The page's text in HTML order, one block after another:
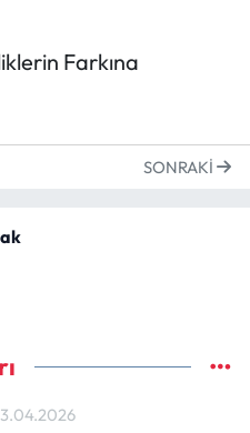
Farkına
SONRAKI